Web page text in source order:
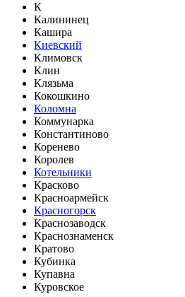
К
Калининец
Кашира
Киевский
Климовск
Клин
Клязьма
Кокошкино
Коломна
Коммунарка
Константиново
Коренево
Королев
Котельники
Красково
Красноармейск
Красногорск
Краснозаводск
Краснознаменск
Кратово
Кубинка
Купавна
Куровское